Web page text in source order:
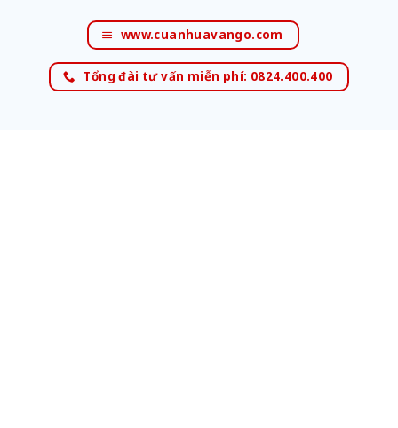
www.cuanhuavango.com
Tổng đài tư vấn miễn phí: 0824.400.400